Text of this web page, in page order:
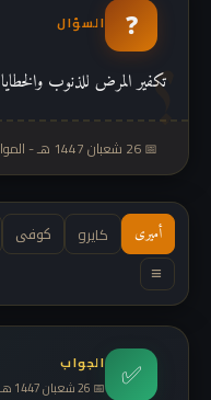
❓ السؤال
تكفير المرض للذنوب والخطايا
📅 26 شعبان 1447 هـ - الموافق م
أميرى كايرو كوفى
≡
✅
الجواب
📅 26 شعبان 1447 هـ - الموافق م